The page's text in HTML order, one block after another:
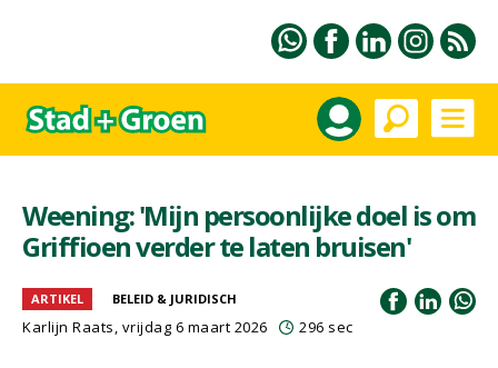
Weening: 'Mijn persoonlijke doel is om
Griffioen verder te laten bruisen'
ARTIKEL BELEID & JURIDISCH
Karlijn Raats, vrijdag 6 maart 2026 296 sec